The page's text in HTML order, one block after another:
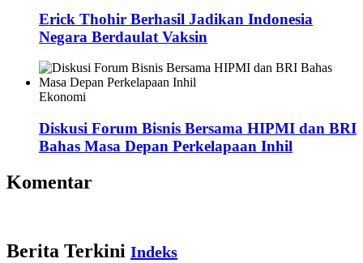
Erick Thohir Berhasil Jadikan Indonesia
Negara Berdaulat Vaksin
Ekonomi
Diskusi Forum Bisnis Bersama HIPMI dan BRI
Bahas Masa Depan Perkelapaan Inhil
Komentar
Berita Terkini Indeks